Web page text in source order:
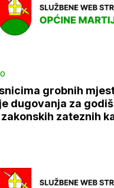
grobnih
dugovanja za
zateznih